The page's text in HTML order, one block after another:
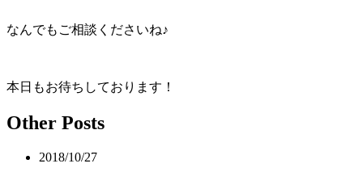
なんでもご相談くださいね♪
本日もお待ちしております！
Other Posts
2018/10/27